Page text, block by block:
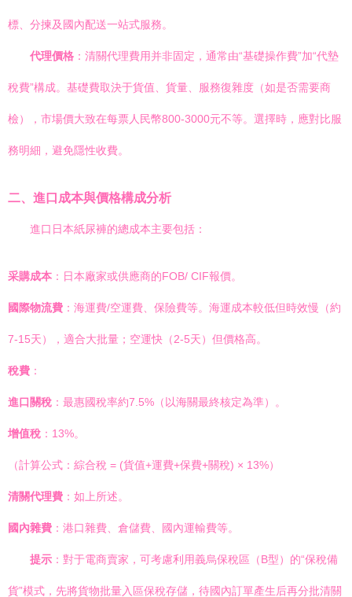
標、分揀及國內配送一站式服務。
代理價格 ：清關代理費用并非固定，通常由“基礎操作費”加“代墊
稅費”構成。基礎費取決于貨值、貨量、服務復雜度（如是否需要商
檢），市場價大致在每票人民幣800-3000元不等。選擇時，應對比服
務明細，避免隱性收費。
二、進口成本與價格構成分析
進口日本紙尿褲的總成本主要包括：
采購成本 ：日本廠家或供應商的FOB/ CIF報價。
國際物流費 ：海運費/空運費、保險費等。海運成本較低但時效慢（約
7-15天），適合大批量；空運快（2-5天）但價格高。
稅費 ：
進口關稅 ：最惠國稅率約7.5%（以海關最終核定為準）。
增值稅 ：13%。
（計算公式：綜合稅 = (貨值+運費+保費+關稅) × 13%）
清關代理費 ：如上所述。
國內雜費 ：港口雜費、倉儲費、國內運輸費等。
提示 ：對于電商賣家，可考慮利用義烏保稅區（B型）的“保稅備
貨”模式，先將貨物批量入區保稅存儲，待國內訂單產生后再分批清關